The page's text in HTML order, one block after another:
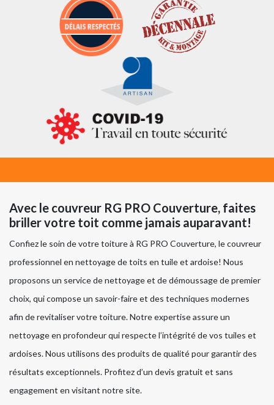
Avec le couvreur RG PRO Couverture, faites
briller votre toit comme jamais auparavant!
Confiez le soin de votre toiture à RG PRO Couverture, le couvreur
professionnel en nettoyage de toits en tuile et ardoise! Nous
proposons un service de nettoyage et de démoussage de premier
choix, qui compose un savoir-faire et des techniques modernes
afin de revitaliser votre toiture. Notre expertise assure un
nettoyage en profondeur qui respecte l’intégrité de vos tuiles et
ardoises. Nous utilisons des produits de qualité pour garantir des
résultats exceptionnels. Profitez d’un devis gratuit et sans
engagement en visitant notre site.